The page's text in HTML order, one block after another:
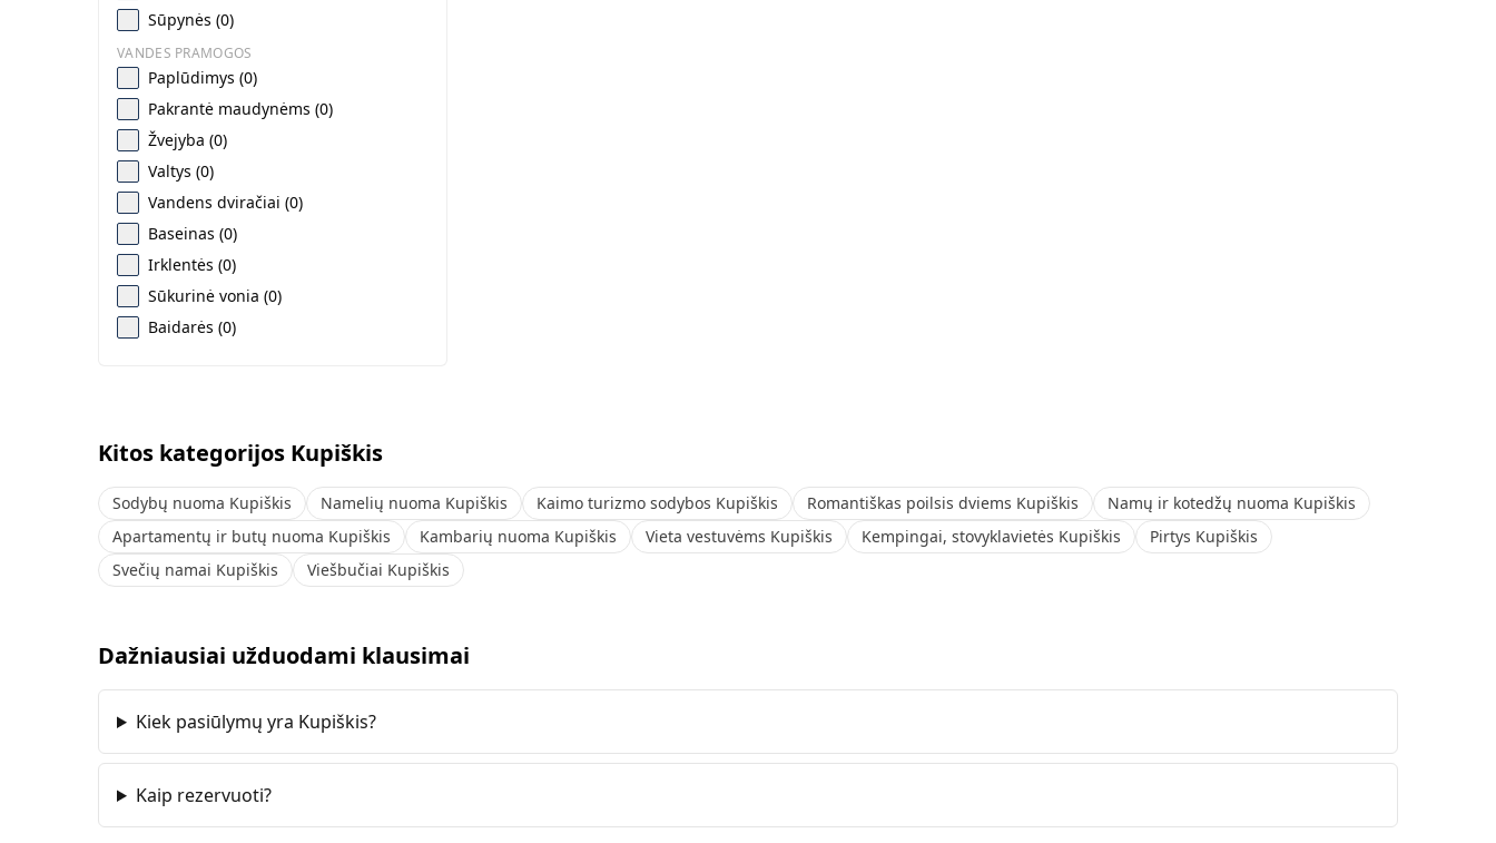
Sūpynės (0)
VANDES PRAMOGOS
Paplūdimys (0)
Pakrantė maudynėms (0)
Žvejyba (0)
Valtys (0)
Vandens dviračiai (0)
Baseinas (0)
Irklentės (0)
Sūkurinė vonia (0)
Baidarės (0)
Kitos kategorijos Kupiškis
Sodybų nuoma Kupiškis Namelių nuoma Kupiškis Kaimo turizmo sodybos Kupiškis Romantiškas poilsis dviems Kupiškis
Namų ir kotedžų nuoma Kupiškis
Apartamentų ir butų nuoma Kupiškis
Kambarių nuoma Kupiškis Vieta vestuvėms Kupiškis Kempingai, stovyklavietės Kupiškis
Pirtys Kupiškis
Svečių namai Kupiškis
Viešbučiai Kupiškis
Dažniausiai užduodami klausimai
Kiek pasiūlymų yra Kupiškis?
Kaip rezervuoti?